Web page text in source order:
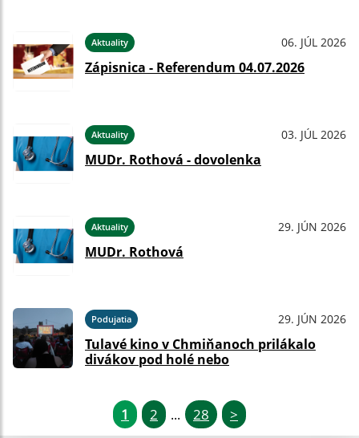
Aktuality 06. JÚL 2026
Zápisnica - Referendum 04.07.2026
Aktuality 03. JÚL 2026
MUDr. Rothová - dovolenka
Aktuality 29. JÚN 2026
MUDr. Rothová
Podujatia 29. JÚN 2026
Tulavé kino v Chmiňanoch prilákalo
divákov pod holé nebo
1 2 ... 28 >